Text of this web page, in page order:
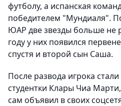
футболу, а испанская
победителем "Мундиаля".
ЮАР две звезды больше не
году у них появился
спустя и второй сын Саша.
После развода игрока
студентки Клары Чиа
сам объявил в своих